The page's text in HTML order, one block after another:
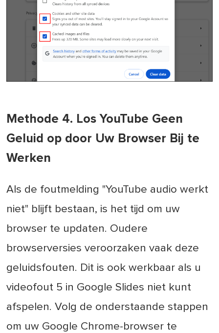
Methode 4. Los YouTube Geen
Geluid op door Uw Browser Bij te
Werken
Als de foutmelding "YouTube audio werkt
niet" blijft bestaan, is het tijd om uw
browser te updaten. Oudere
browserversies veroorzaken vaak deze
geluidsfouten. Dit is ook werkbaar als u
videofout 5 in Google Slides niet kunt
afspelen. Volg de onderstaande stappen
om uw Google Chrome-browser te